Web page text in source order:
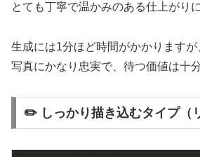
とても丁寧で温かみのある仕上がり
生成には1分ほど時間がかかりますが
写真にかなり忠実で、待つ価値は十
✏️ しっかり描き込むタイプ（